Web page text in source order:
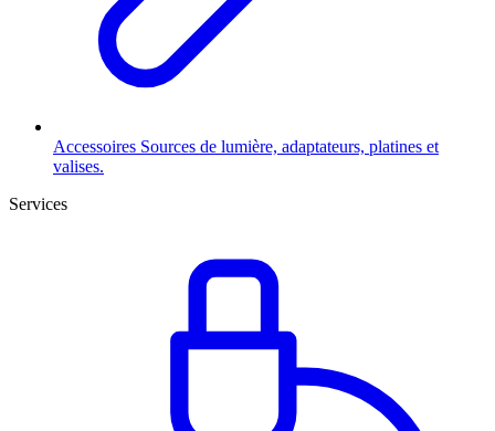
Accessoires Sources de lumière, adaptateurs, platines et
valises.
Services